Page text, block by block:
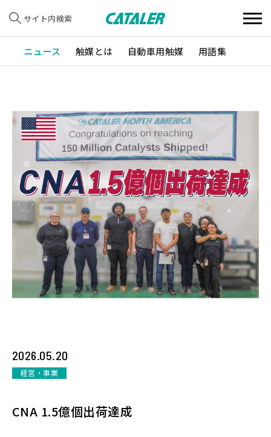
サイト内検索
ニュース 触媒とは 自動車用触媒 用語集
2026.05.20
経営・事業
CNA 1.5億個出荷達成